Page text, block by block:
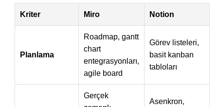
Kriter Miro Notion
Planlama
Roadmap, gantt
chart
entegrasyonları,
agile board
Görev listeleri,
basit kanban
tabloları
Gerçek
Asenkron,